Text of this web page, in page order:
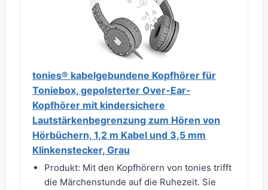
tonies® kabelgebundene Kopfhörer für
Toniebox, gepolsterter Over-Ear-
Kopfhörer mit kindersichere
Lautstärkenbegrenzung zum Hören von
Hörbüchern, 1,2 m Kabel und 3,5 mm
Klinkenstecker, Grau
Produkt: Mit den Kopfhörern von tonies trifft
die Märchenstunde auf die Ruhezeit. Sie